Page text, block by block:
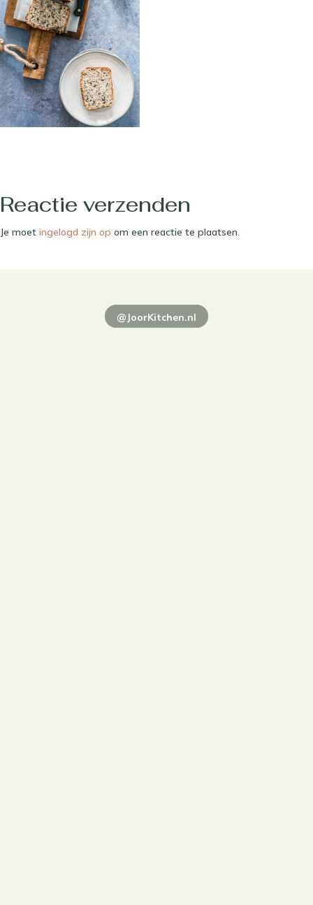
Reactie verzenden
Je moet ingelogd zijn op om een reactie te plaatsen.
@JoorKitchen.nl